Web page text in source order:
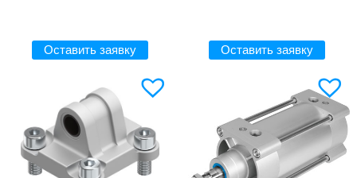
Оставить заявку Оставить заявку